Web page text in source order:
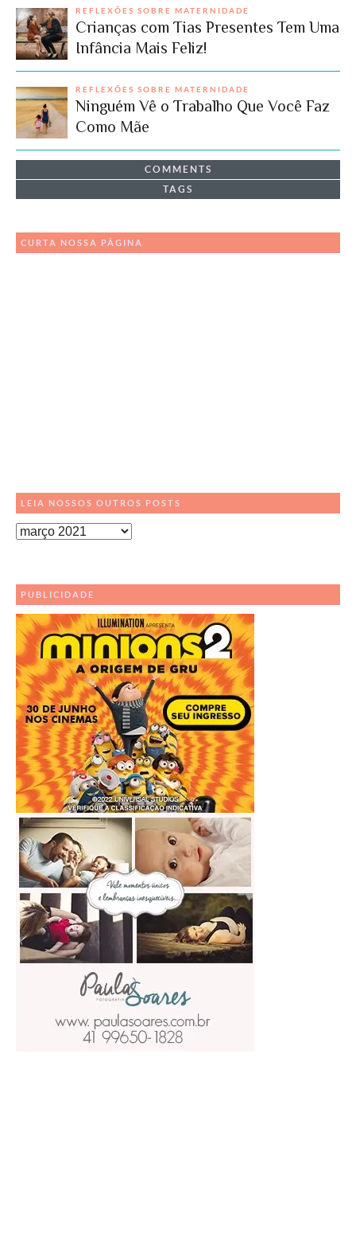
REFLEXÕES SOBRE MATERNIDADE
Crianças com Tias Presentes Tem Uma
Infância Mais Feliz!
REFLEXÕES SOBRE MATERNIDADE
Ninguém Vê o Trabalho Que Você Faz
Como Mãe
COMMENTS
TAGS
CURTA NOSSA PÁGINA
LEIA NOSSOS OUTROS POSTS
Leia
Posts
PUBLICIDADE